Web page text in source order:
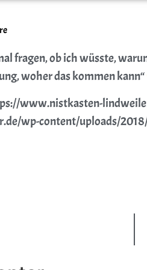
fragen, ob ich wüsste,
woher das kommen kann“
lindweiler.de/wp-
wp-content/uploads/